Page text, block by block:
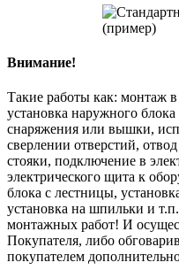
Внимание!
Такие работы как: монтаж
установка наружного
снаряжения или вышки,
сверлении отверстий,
стояки, подключение в
электрического щита к
блока с лестницы,
установка на шпильки и
монтажных работ! И
Покупателя, либо
покупателем